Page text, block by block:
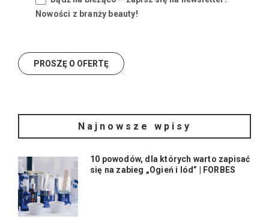
Nowości z branży beauty!
Najnowsze wpisy
10 powodów, dla których warto zapisać
się na zabieg „Ogień i lód” | FORBES